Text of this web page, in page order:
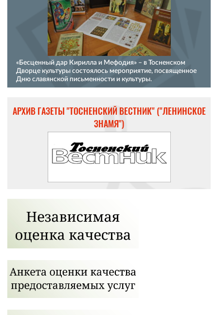
«Бесценный дар Кирилла и Мефодия» – в Тосненском
Дворце культуры состоялось мероприятие, посвященное
Дню славянской письменности и культуры.
АРХИВ ГАЗЕТЫ "ТОСНЕНСКИЙ ВЕСТНИК" ("ЛЕНИНСКОЕ
ЗНАМЯ")